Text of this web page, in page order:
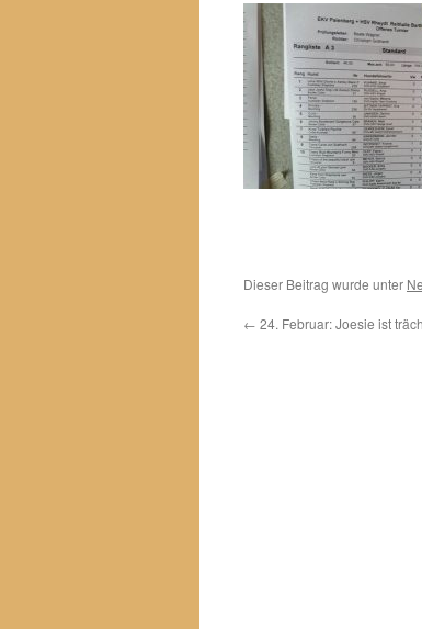
Dieser Beitrag wurde unter
← 24. Februar: Joesie ist